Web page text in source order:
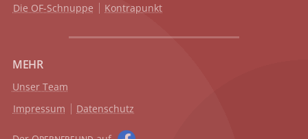
Die OF-Schnuppe
Kontrapunkt
MEHR
Unser Team
Impressum
Datenschutz